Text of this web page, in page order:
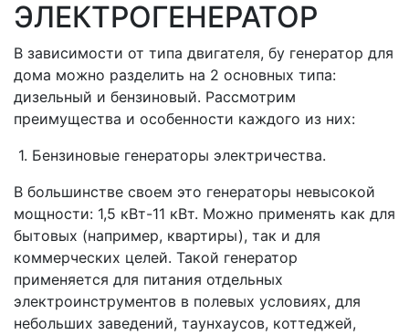
ЭЛЕКТРОГЕНЕРАТОР
В зависимости от типа двигателя, бу генератор для
дома можно разделить на 2 основных типа:
дизельный и бензиновый. Рассмотрим
преимущества и особенности каждого из них:
1. Бензиновые генераторы электричества.
В большинстве своем это генераторы невысокой
мощности: 1,5 кВт-11 кВт. Можно применять как для
бытовых (например, квартиры), так и для
коммерческих целей. Такой генератор
применяется для питания отдельных
электроинструментов в полевых условиях, для
небольших заведений, таунхаусов, коттеджей,